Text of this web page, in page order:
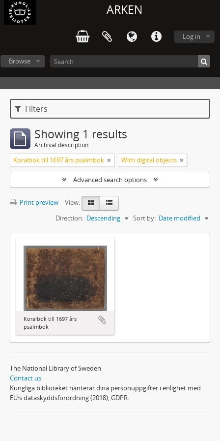
ARKEN
Log in
Browse
Filters
Showing 1 results
Archival description
Koralbok till 1697 års psalmbok With digital objects
Advanced search options
Print preview
View:
Sort by: Date modified
Direction: Descending
Koralbok till 1697 års
psalmbok
The National Library of Sweden
Contact us
Kungliga biblioteket hanterar dina personuppgifter i enlighet med
EU:s dataskyddsförordning (2018), GDPR.